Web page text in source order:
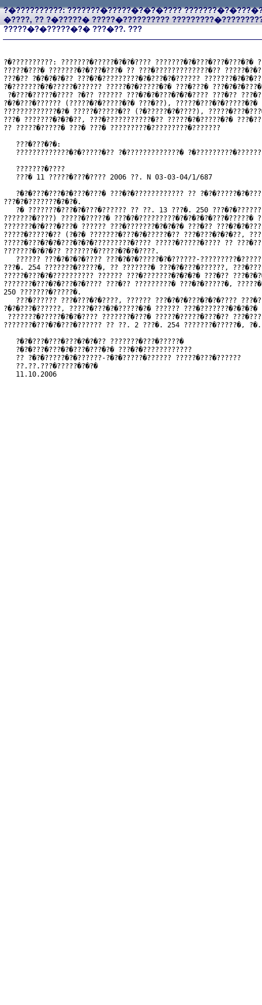
?�??????????: ???????�?????�?�?�????
�????, ?? ?�?????� ?????�??????????
?????�?�?????�?� ???�??. ???
?�??????????: ???????�?????�?�?�???? ???????�?�???�???�???�?�
?????�???� ???????�?�???�???� ?? ???�?????????????�??
???�?? ?�?�?�?�?? ???�?�?????????�?�???�?�??????
?�???????�?�?????�?????? ?????�?�?????�?� ???�???�
?�???�?????�???? ?�?? ?????? ???�?�?�???�?�?�???? ???�??
?�?�???�?????? (?????�?�?????�?� ???�??),
?????????????�?� ?????�?????�?? (?�?????�?�????),
???� ???????�?�?�??, ???�???????????�?? ?????�?�?????�?�
?? ?????�?????� ???� ???� ?????????�?????????�???????
???�???�?�:
?????????????�?�?????�?? ?�?????????????�
???????�????
???� 11 ?????�???�???? 2006 ??. N 03-03-04/1/687
?�?�???�???�?�???�???� ???�?�???????????? ??
???�?�???????�?�?�.
?� ???????�???�?�???�?????? ?? ??. 13 ???�. 250
???????�????) ?????�?????� ???�?�?????????�?�?�?�?�???�?????�
???????�?�???�???� ?????? ???�???????�?�?�?� ???�??
?????�?????�?? (?�?� ???????�???�?�?????�?? ???�???�?�?�??,
?????�???�?�?�???�?�?�?????????�???? ?????�?????�???? ??
???????�?�?�?? ???????�?????�?�?�????.
?????? ???�?�?�?�???? ???�?�?�?????�?�??????-
???�. 254 ???????�?????�, ?? ???????� ???�?�???�??????,
?????�???�?�?????????? ?????? ???�???????�?�?�?� ???�??
???????�???�?�???�?�???? ???�?? ?????????� ???�?�?????�,
250 ???????�?????�.
???�?????? ???�???�?�????, ?????? ???�?�?�???�?�?�????
?�?�???�??????, ?????�???�?�?????�?� ??????
???????�?????�?�?�???? ???????�???� ?????�?????�???�??
???????�???�?�???�?????? ?? ??. 2 ???�. 254 ???????�?????�,
?�?�???�???�???�?�?�?? ???????�???�?????�
?�?�???�???�?�???�???�?� ???�?�????????????
?? ?�?�?????�?�??????-?�?�?????�?????? ?????�???�??????
??.??.???�?????�?�?�